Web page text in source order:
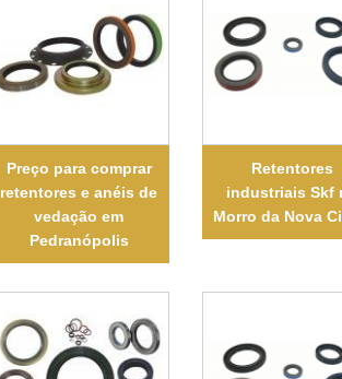
Preço para comprar
retentores e anéis de
vedação em
Pedranópolis
Retentores
industriais Skf
Morro da Nova